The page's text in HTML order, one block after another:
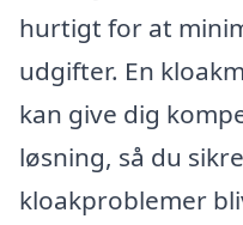
hurtigt for at
udgifter. En
kan give dig
løsning, så du
kloakproblemer